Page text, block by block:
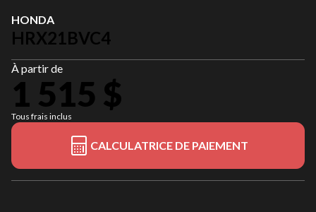
HONDA
HRX21BVC4
À partir de
1 515 $
Tous frais inclus
CALCULATRICE DE PAIEMENT